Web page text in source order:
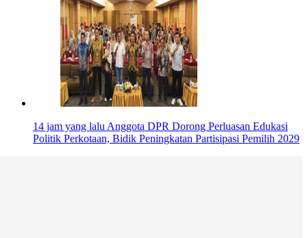
14 jam yang lalu Anggota DPR Dorong Perluasan Edukasi
Politik Perkotaan, Bidik Peningkatan Partisipasi Pemilih 2029